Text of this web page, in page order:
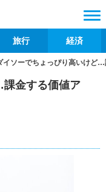
旅行 経済
イソーでちょっぴり高いけど
金する価値ア